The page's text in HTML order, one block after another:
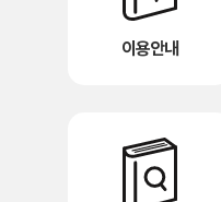
이용안내